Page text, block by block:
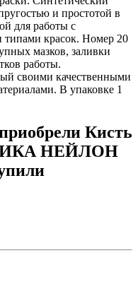
и простотой в
для работы с
красок. Номер 20
мазков, заливки
работы.
своими качественными
В упаковке 1
Кисть
НЕЙЛОН